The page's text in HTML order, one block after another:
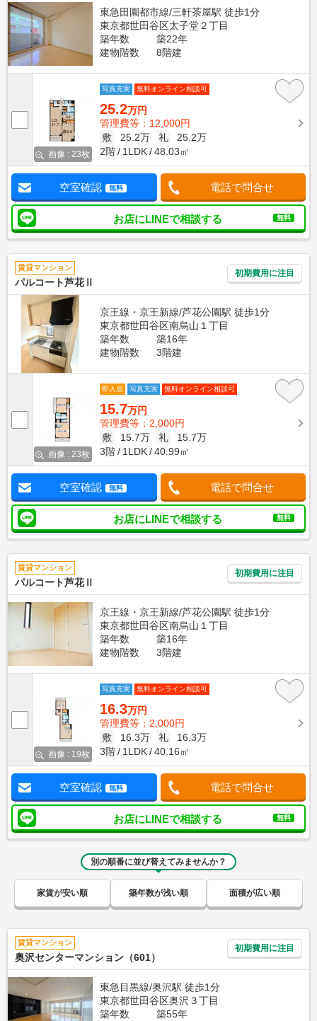
東急田園都市線/三軒茶屋駅 徒歩1分
東京都世田谷区太子堂２丁目
築年数
築22年
建物階数
8階建
画像 : 23枚
写真充実 無料オンライン相談可
25.2万円
管理費等：12,000円
敷
25.2万 礼
25.2万
2階
1LDK 48.03㎡
空室確認 無料 電話で問合せ
お店にLINEで相談する 無料
賃貸マンション
パルコート芦花Ⅱ
初期費用に注目
京王線・京王新線/芦花公園駅 徒歩1分
東京都世田谷区南烏山１丁目
築年数
築16年
建物階数
3階建
画像 : 23枚
即入居 写真充実 無料オンライン相談可
15.7万円
管理費等：2,000円
敷
15.7万 礼
15.7万
3階
1LDK 40.99㎡
空室確認 無料 電話で問合せ
お店にLINEで相談する 無料
賃貸マンション
パルコート芦花Ⅱ
初期費用に注目
京王線・京王新線/芦花公園駅 徒歩1分
東京都世田谷区南烏山１丁目
築年数
築16年
建物階数
3階建
画像 : 19枚
写真充実 無料オンライン相談可
16.3万円
管理費等：2,000円
敷
16.3万 礼
16.3万
3階
1LDK 40.16㎡
空室確認 無料 電話で問合せ
お店にLINEで相談する 無料
別の順番に並び替えてみませんか？
家賃が安い順 築年数が浅い順 面積が広い順
賃貸マンション
奥沢センターマンション（601）
初期費用に注目
東急目黒線/奥沢駅 徒歩1分
東京都世田谷区奥沢３丁目
築年数
築55年